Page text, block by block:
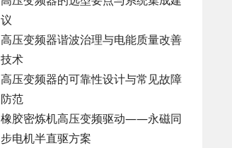
议
高压变频器谐波治理与电能质量改善
技术
高压变频器的可靠性设计与常见故障
防范
橡胶密炼机高压变频驱动——永磁同
步电机半直驱方案